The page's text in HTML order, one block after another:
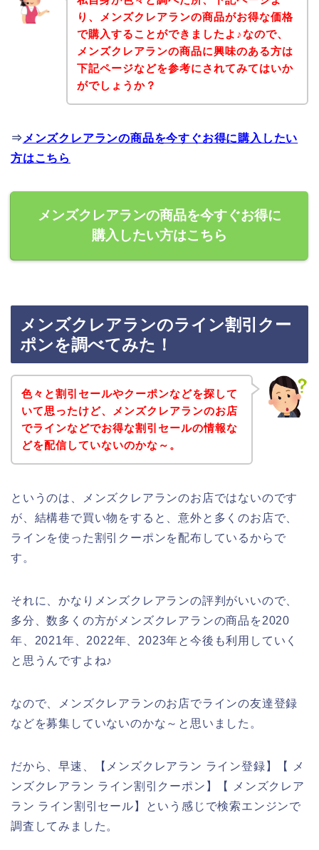
り、メンズクレアランの商品がお得な価格
で購入することができましたよ♪なので、
メンズクレアランの商品に興味のある方は
下記ページなどを参考にされてみてはいか
がでしょうか？
⇒ メンズクレアランの商品を今すぐお得に購入したい
方はこちら
メンズクレアランの商品を今すぐお得に
購入したい方はこちら
メンズクレアランのライン割引クー
ポンを調べてみた！
色々と割引セールやクーポンなどを探して
いて思ったけど、メンズクレアランのお店
でラインなどでお得な割引セールの情報な
どを配信していないのかな～。
というのは、メンズクレアランのお店ではないのです
が、結構巷で買い物をすると、意外と多くのお店で、
ラインを使った割引クーポンを配布しているからで
す。
それに、かなりメンズクレアランの評判がいいので、
多分、数多くの方がメンズクレアランの商品を2020
年、2021年、2022年、2023年と今後も利用していく
と思うんですよね♪
なので、メンズクレアランのお店でラインの友達登録
などを募集していないのかな～と思いました。
だから、早速、【メンズクレアラン ライン登録】【 メ
ンズクレアラン ライン割引クーポン】【 メンズクレア
ラン ライン割引セール】という感じで検索エンジンで
調査してみました。